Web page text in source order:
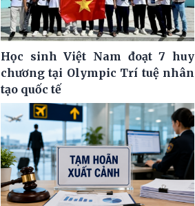
Học sinh Việt Nam đoạt 7 huy
chương tại Olympic Trí tuệ nhân
tạo quốc tế